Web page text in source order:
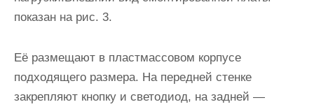
показан на рис. 3.
Её размещают в пластмассовом корпусе
подходящего размера. На передней стенке
закрепляют кнопку и светодиод, на задней —